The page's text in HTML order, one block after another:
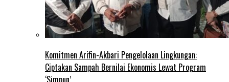
Komitmen Arifin-Akbari Pengelolaan Lingkungan:
Ciptakan Sampah Bernilai Ekonomis Lewat Program
‘Simpun’